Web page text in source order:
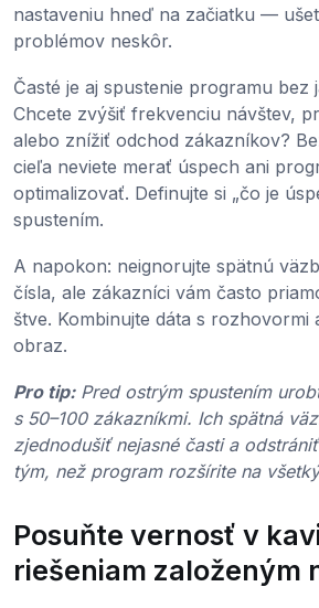
nastaveniu hneď na začiatku —
problémov neskôr.
Časté je aj spustenie programu bez
Chcete zvýšiť frekvenciu návštev,
alebo znížiť odchod zákazníkov?
cieľa neviete merať úspech ani
optimalizovať. Definujte si „čo je
spustením.
A napokon: neignorujte spätnú
čísla, ale zákazníci vám často
štve. Kombinujte dáta s rozhovormi
obraz.
Pro tip: Pred ostrým spustením
s 50–100 zákazníkmi. Ich spätná
zjednodušiť nejasné časti a
tým, než program rozšírite na
Posuňte vernosť v
riešeniam založeným